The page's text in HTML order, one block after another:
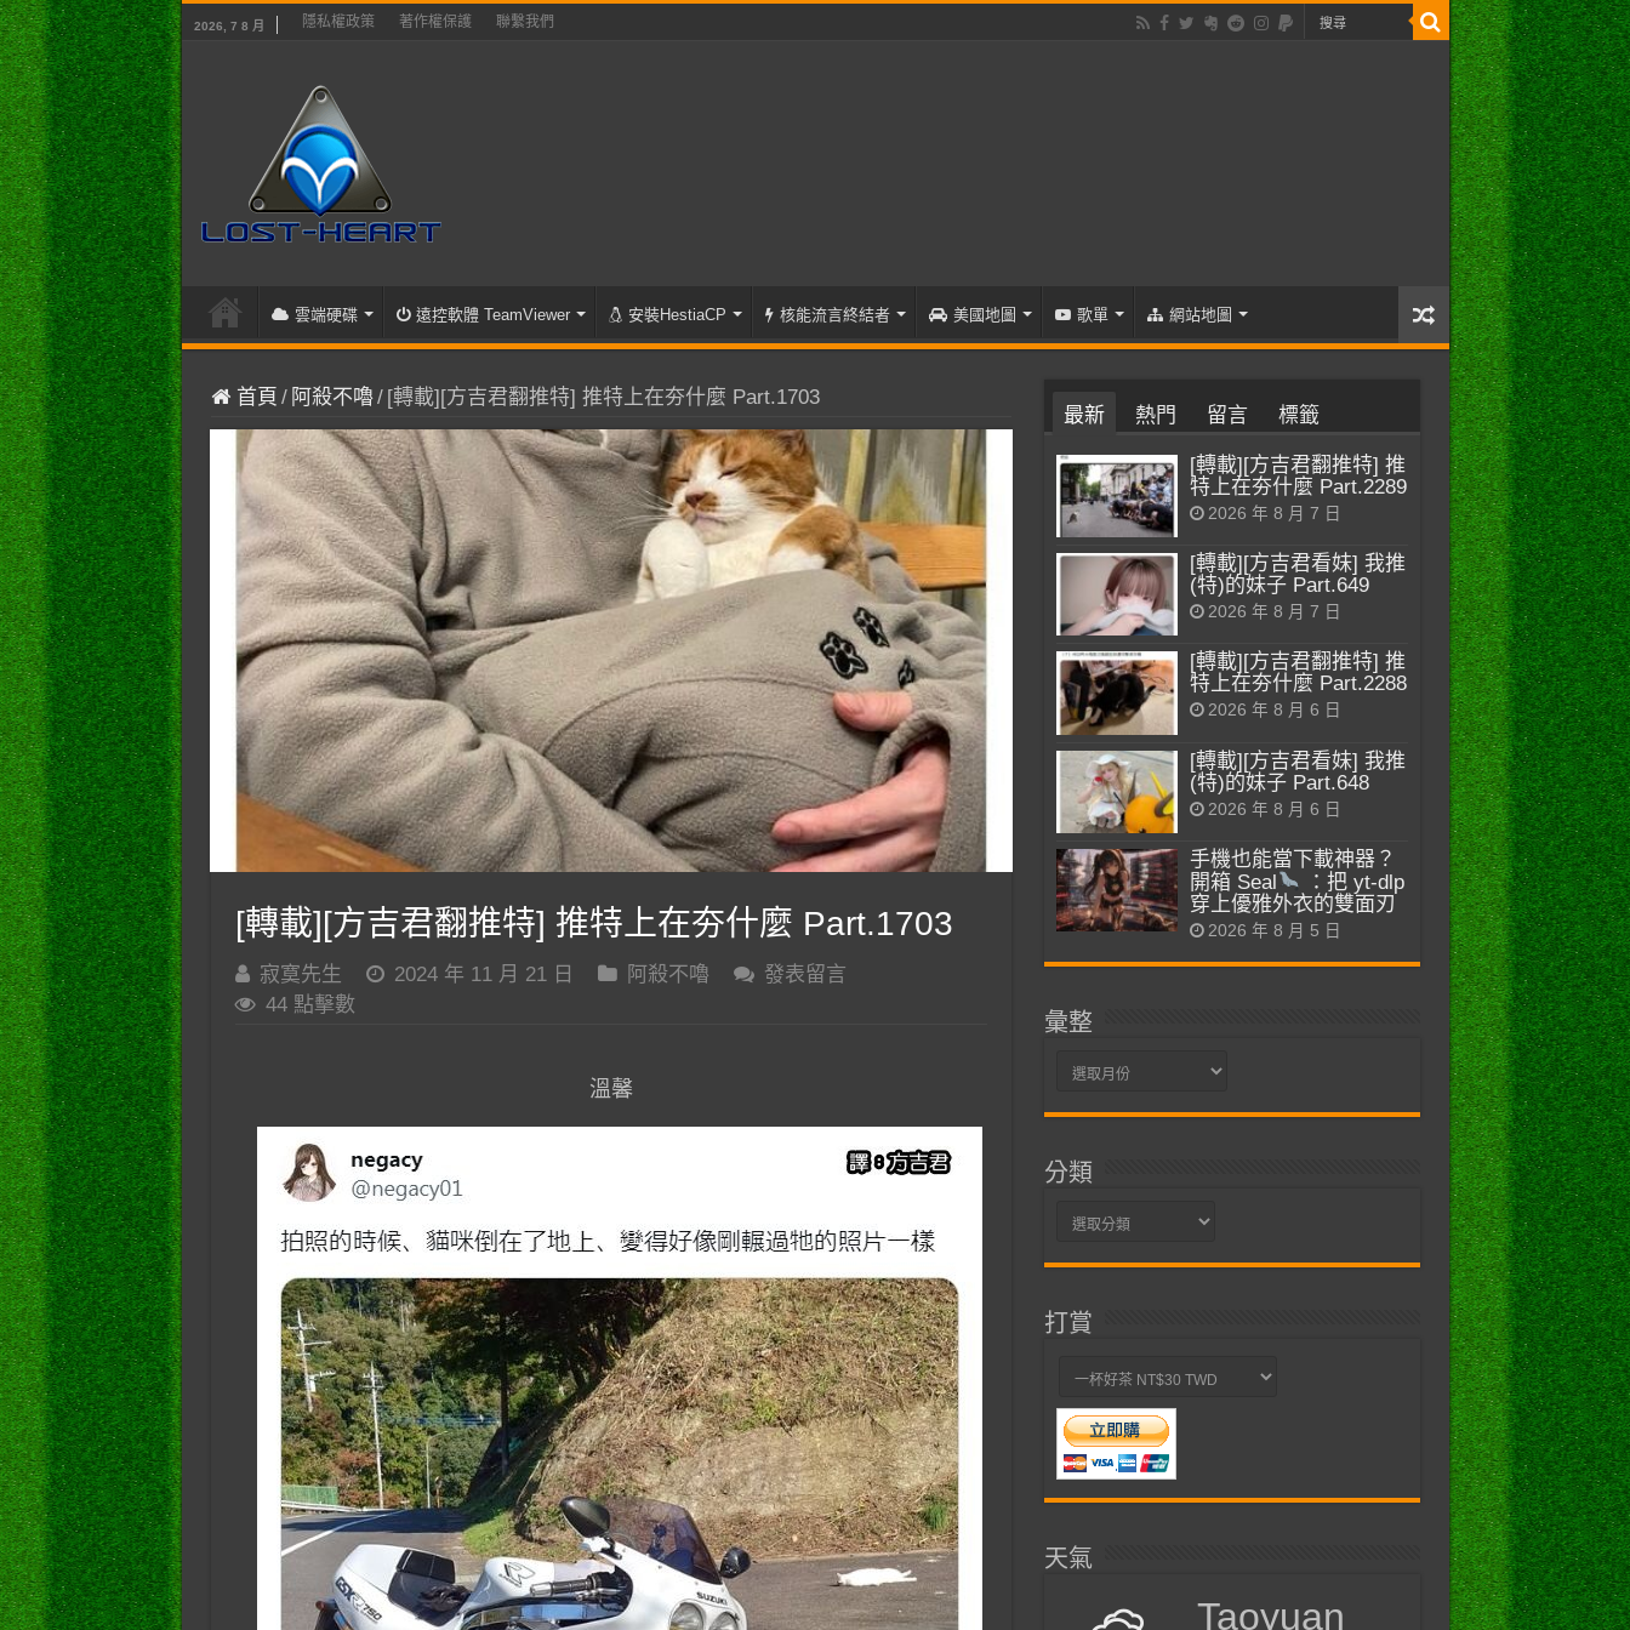
2026, 7 8 月 隱私權政策 著作權保護 聯繫我們
雲端硬碟 遠控軟體 TeamViewer 安裝HestiaCP 核能流言終結者 美國地圖 歌單 網站地圖
首頁 / 阿殺不嚕/ [轉載][方吉君翻推特] 推特上在夯什麼 Part.1703
[轉載][方吉君翻推特] 推特上在夯什麼 Part.1703
寂寞先生 2024 年 11 月 21 日 阿殺不嚕
發表留言
44 點擊數
溫馨
最新 熱門 留言 標籤
[轉載][方吉君翻推特] 推
特上在夯什麼 Part.2289
2026 年 8 月 7 日
[轉載][方吉君看妹] 我推
(特)的妹子 Part.649
2026 年 8 月 7 日
[轉載][方吉君翻推特] 推
特上在夯什麼 Part.2288
2026 年 8 月 6 日
[轉載][方吉君看妹] 我推
(特)的妹子 Part.648
2026 年 8 月 6 日
手機也能當下載神器？
開箱 Seal
：把 yt-dlp
穿上優雅外衣的雙面刃
2026 年 8 月 5 日
彙整
彙
分類
分
打賞
天氣
Taoyuan